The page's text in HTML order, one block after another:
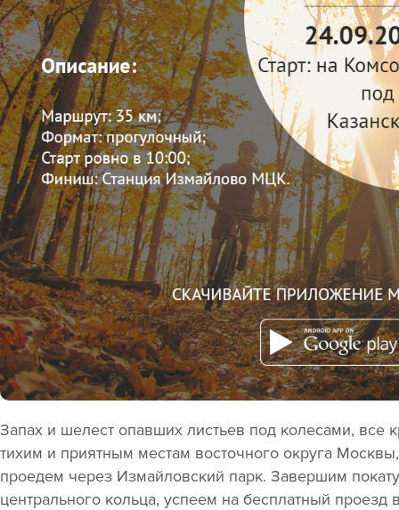
Запах и шелест опавших листьев под колесами, все
тихим и приятным местам восточного округа
проедем через Измайловский парк. Завершим
центрального кольца, успеем на бесплатный